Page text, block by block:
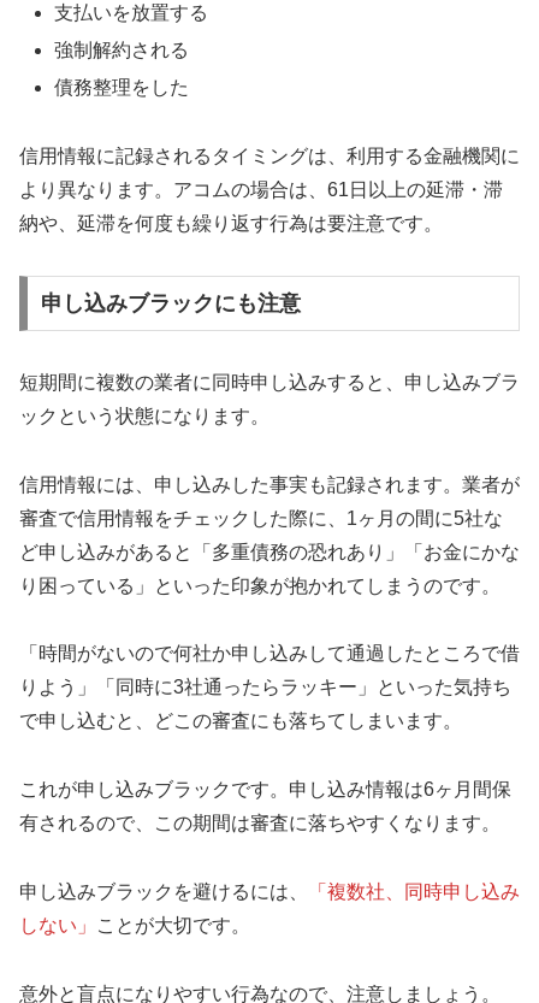
支払いを放置する
強制解約される
債務整理をした
信用情報に記録されるタイミングは、利用する金融機関に
より異なります。アコムの場合は、61日以上の延滞・滞
納や、延滞を何度も繰り返す行為は要注意です。
申し込みブラックにも注意
短期間に複数の業者に同時申し込みすると、申し込みブラ
ックという状態になります。
信用情報には、申し込みした事実も記録されます。業者が
審査で信用情報をチェックした際に、1ヶ月の間に5社な
ど申し込みがあると「多重債務の恐れあり」「お金にかな
り困っている」といった印象が抱かれてしまうのです。
「時間がないので何社か申し込みして通過したところで借
りよう」「同時に3社通ったらラッキー」といった気持ち
で申し込むと、どこの審査にも落ちてしまいます。
これが申し込みブラックです。申し込み情報は6ヶ月間保
有されるので、この期間は審査に落ちやすくなります。
申し込みブラックを避けるには、
「複数社、同時申し込み
しない」
ことが大切です。
意外と盲点になりやすい行為なので、注意しましょう。